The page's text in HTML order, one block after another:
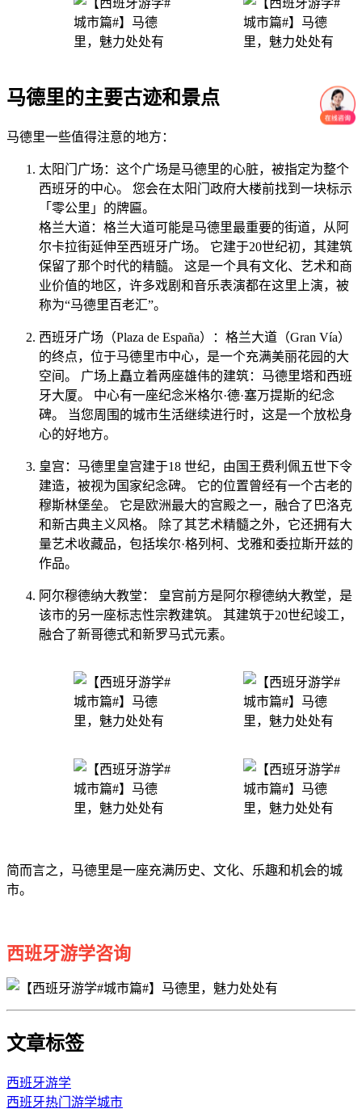
马德里的主要古迹和景点
马德里一些值得注意的地方：
太阳门广场：这个广场是马德里的心脏，被指定为整个
西班牙的中心。 您会在太阳门政府大楼前找到一块标示
「零公里」的牌匾。
格兰大道：格兰大道可能是马德里最重要的街道，从阿
尔卡拉街延伸至西班牙广场。 它建于20世纪初，其建筑
保留了那个时代的精髓。 这是一个具有文化、艺术和商
业价值的地区，许多戏剧和音乐表演都在这里上演，被
称为“马德里百老汇”。
西班牙广场（Plaza de España）：格兰大道（Gran Vía）
的终点，位于马德里市中心，是一个充满美丽花园的大
空间。 广场上矗立着两座雄伟的建筑：马德里塔和西班
牙大厦。 中心有一座纪念米格尔·德·塞万提斯的纪念
碑。 当您周围的城市生活继续进行时，这是一个放松身
心的好地方。
皇宫：马德里皇宫建于18 世纪，由国王费利佩五世下令
建造，被视为国家纪念碑。 它的位置曾经有一个古老的
穆斯林堡垒。 它是欧洲最大的宫殿之一，融合了巴洛克
和新古典主义风格。 除了其艺术精髓之外，它还拥有大
量艺术收藏品，包括埃尔·格列柯、戈雅和委拉斯开兹的
作品。
阿尔穆德纳大教堂： 皇宫前方是阿尔穆德纳大教堂，是
该市的另一座标志性宗教建筑。 其建筑于20世纪竣工，
融合了新哥德式和新罗马式元素。
简而言之，马德里是一座充满历史、文化、乐趣和机会的城
市。
西班牙游学咨询
文章标签
西班牙游学
西班牙热门游学城市